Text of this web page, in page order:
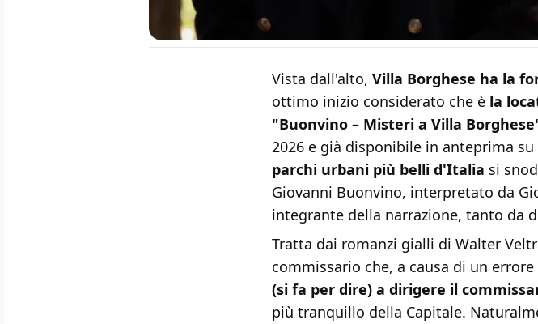
Vista dall'alto, Villa Borghese ha la
ottimo inizio considerato che è la
"Buonvino – Misteri a Villa
2026 e già disponibile in anteprima
parchi urbani più belli d'Italia si
Giovanni Buonvino, interpretato da
integrante della narrazione, tanto da
Tratta dai romanzi gialli di Walter
commissario che, a causa di un
(si fa per dire) a dirigere il
più tranquillo della Capitale.